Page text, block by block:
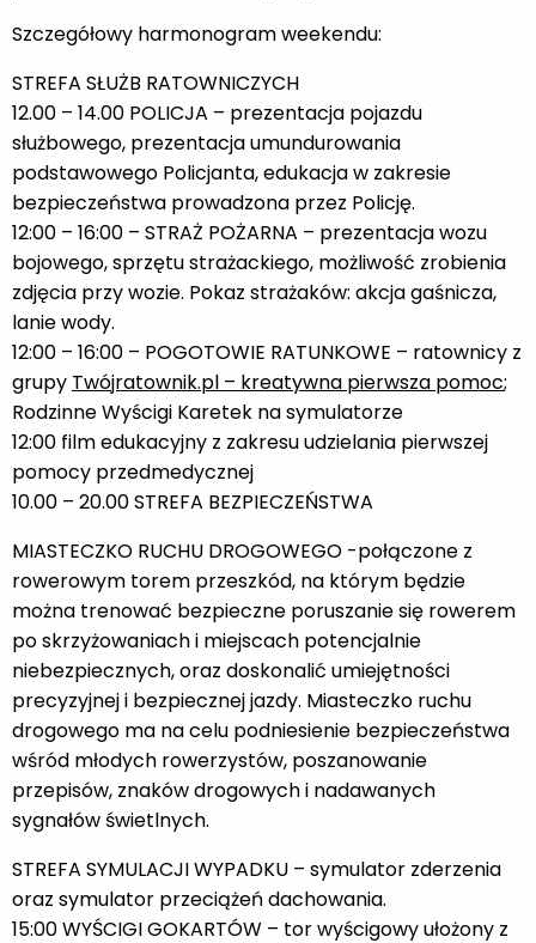
Szczegółowy harmonogram weekendu:
STREFA SŁUŻB RATOWNICZYCH
12.00 – 14.00 POLICJA – prezentacja pojazdu
służbowego, prezentacja umundurowania
podstawowego Policjanta, edukacja w zakresie
bezpieczeństwa prowadzona przez Policję.
12:00 – 16:00 – STRAŻ POŻARNA – prezentacja wozu
bojowego, sprzętu strażackiego, możliwość zrobienia
zdjęcia przy wozie. Pokaz strażaków: akcja gaśnicza,
lanie wody.
12:00 – 16:00 – POGOTOWIE RATUNKOWE – ratownicy z
grupy Twójratownik.pl – kreatywna pierwsza pomoc;
Rodzinne Wyścigi Karetek na symulatorze
12:00 film edukacyjny z zakresu udzielania pierwszej
pomocy przedmedycznej
10.00 – 20.00 STREFA BEZPIECZEŃSTWA
MIASTECZKO RUCHU DROGOWEGO -połączone z
rowerowym torem przeszkód, na którym będzie
można trenować bezpieczne poruszanie się rowerem
po skrzyżowaniach i miejscach potencjalnie
niebezpiecznych, oraz doskonalić umiejętności
precyzyjnej i bezpiecznej jazdy. Miasteczko ruchu
drogowego ma na celu podniesienie bezpieczeństwa
wśród młodych rowerzystów, poszanowanie
przepisów, znaków drogowych i nadawanych
sygnałów świetlnych.
STREFA SYMULACJI WYPADKU – symulator zderzenia
oraz symulator przeciążeń dachowania.
15:00 WYŚCIGI GOKARTÓW – tor wyścigowy ułożony z